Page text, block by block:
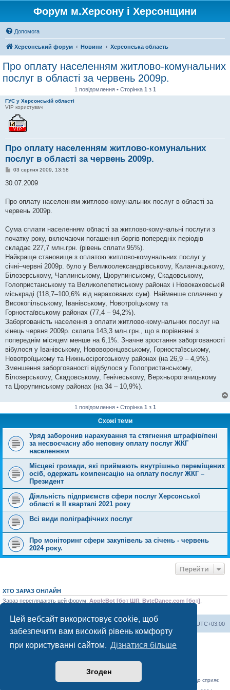
Цей вебсайт використовує cookie, щоб
забезпечити вам високий рівень комфорту
при користуванні сайтом. Дізнатися більше
Згоден
Форум м.Херсону і Херсонщини
Допомога
Херсонський форум Новини Херсонська область
Про оплату населенням житлово-комунальних
послуг в області за червень 2009р.
1 повідомлення • Сторінка 1 з 1
ГУС у Херсонській області
VIP користувач
Про оплату населенням житлово-комунальних
послуг в області за червень 2009р.
П
в
о
л
н
я
03 серпня 2009, 13:58
30.07.2009
Про оплату населенням житлово-комунальних послуг в області за
червень 2009р.
Сума сплати населенням області за житлово-комунальні послуги з
початку року, включаючи погашення боргів попередніх періодів
складає 227,7 млн.грн. (рівень сплати 95%).
Найкраще становище з оплатою житлово-комунальних послуг у
січні–червні 2009р. було у Великоолександрівському, Каланчацькому,
Білозерському, Чаплинському, Цюрупинському, Скадовському,
Голопристанському та Великолепетиському районах і Новокаховській
міськраді (118,7–100,6% від нарахованих сум). Найменше сплачено у
Високопільському, Іванівському, Новотроїцькому та
Горностаївському районах (77,4 – 94,2%).
Заборгованість населення з оплати житлово-комунальних послуг на
кінець червня 2009р. склала 143,3 млн.грн., що в порівнянні з
попереднім місяцем менше на 6,1%. Значне зростання заборгованості
вібулося у Іванівському, Нововоронцовському, Горностаївському,
Новотроїцькому та Нижньосірогозькому районах (на 26,9 – 4,9%).
Зменшення заборгованості відбулося у Голопристанському,
Білозерському, Скадовському, Генічеському, Верхньорогачицькому
та Цюрупинському районах (на 34 – 10,9%).
1 повідомлення • Сторінка 1 з 1
Схожі теми
Уряд заборонив нарахування та стягнення штрафів/пені
за несвоєчасну або неповну оплату послуг ЖКГ
населенням
Місцеві громади, які приймають внутрішньо переміщених
осіб, одержать компенсацію на оплату послуг ЖКГ –
Президент
Діяльність підприємств сфери послуг Херсонської
області в ІІ кварталі 2021 року
Всі види поліграфічних послуг
Про моніторинг сфери закупівель за січень - червень
2024 року.
Перейти
ХТО ЗАРАЗ ОНЛАЙН
Зараз переглядають цей форум: AppleBot [бот ШІ] ByteDance.com [бот]
Херсонський форум UTC+03:00
Команда
Працює на phpBB® Forum Software © phpBB Limited
Конфіденційність
«Херсонський форум» – приватний, незалежний інтерактивний веб-ресурс, що сприяє